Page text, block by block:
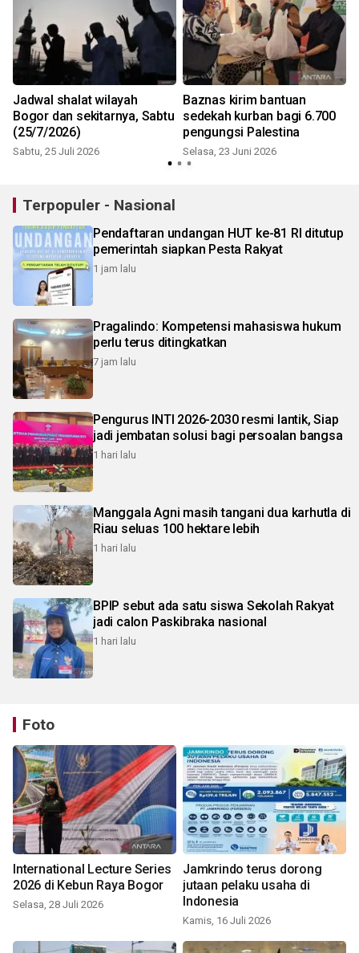
Jadwal shalat wilayah
Bogor dan sekitarnya, Sabtu
(25/7/2026)
Sabtu, 25 Juli 2026
Baznas kirim bantuan
sedekah kurban bagi 6.700
pengungsi Palestina
Selasa, 23 Juni 2026
Terpopuler - Nasional
Pendaftaran undangan HUT ke-81 RI ditutup
pemerintah siapkan Pesta Rakyat
1 jam lalu
Pragalindo: Kompetensi mahasiswa hukum
perlu terus ditingkatkan
7 jam lalu
Pengurus INTI 2026-2030 resmi lantik, Siap
jadi jembatan solusi bagi persoalan bangsa
1 hari lalu
Manggala Agni masih tangani dua karhutla di
Riau seluas 100 hektare lebih
1 hari lalu
BPIP sebut ada satu siswa Sekolah Rakyat
jadi calon Paskibraka nasional
1 hari lalu
Foto
International Lecture Series
2026 di Kebun Raya Bogor
Selasa, 28 Juli 2026
Jamkrindo terus dorong
jutaan pelaku usaha di
Indonesia
Kamis, 16 Juli 2026